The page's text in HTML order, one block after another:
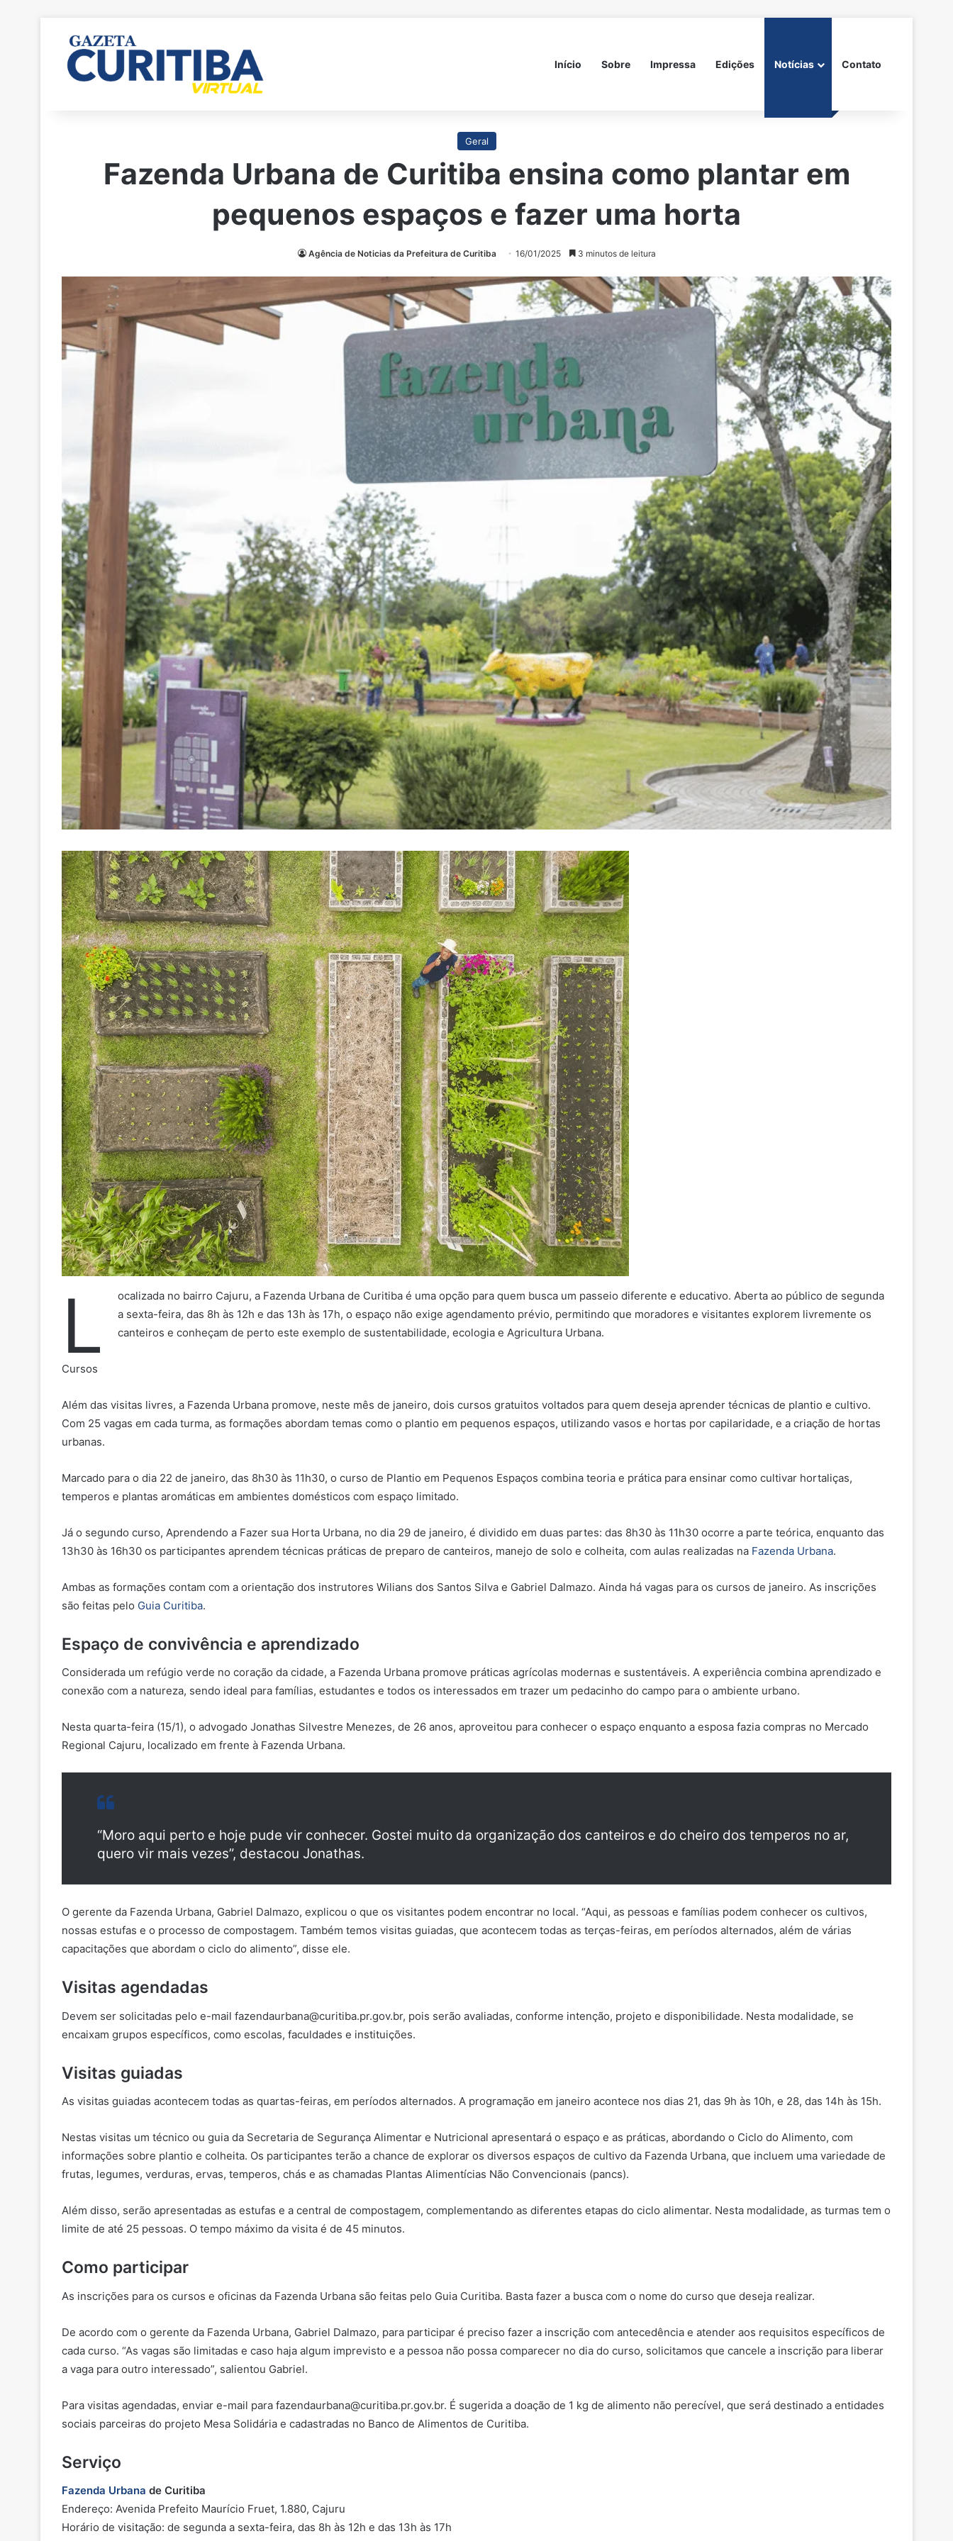
Início Sobre Impressa Edições Notícias Contato
Geral
Fazenda Urbana de Curitiba ensina como plantar em
pequenos espaços e fazer uma horta
Agência de Noticias da Prefeitura de Curitiba 16/01/2025 3 minutos de leitura
L
ocalizada no bairro Cajuru, a Fazenda Urbana de Curitiba é uma opção para quem busca um passeio diferente e educativo. Aberta ao público de segunda
a sexta-feira, das 8h às 12h e das 13h às 17h, o espaço não exige agendamento prévio, permitindo que moradores e visitantes explorem livremente os
canteiros e conheçam de perto este exemplo de sustentabilidade, ecologia e Agricultura Urbana.
Cursos
Além das visitas livres, a Fazenda Urbana promove, neste mês de janeiro, dois cursos gratuitos voltados para quem deseja aprender técnicas de plantio e cultivo.
Com 25 vagas em cada turma, as formações abordam temas como o plantio em pequenos espaços, utilizando vasos e hortas por capilaridade, e a criação de hortas
urbanas.
Marcado para o dia 22 de janeiro, das 8h30 às 11h30, o curso de Plantio em Pequenos Espaços combina teoria e prática para ensinar como cultivar hortaliças,
temperos e plantas aromáticas em ambientes domésticos com espaço limitado.
Já o segundo curso, Aprendendo a Fazer sua Horta Urbana, no dia 29 de janeiro, é dividido em duas partes: das 8h30 às 11h30 ocorre a parte teórica, enquanto das
13h30 às 16h30 os participantes aprendem técnicas práticas de preparo de canteiros, manejo de solo e colheita, com aulas realizadas na Fazenda Urbana.
Ambas as formações contam com a orientação dos instrutores Wilians dos Santos Silva e Gabriel Dalmazo. Ainda há vagas para os cursos de janeiro. As inscrições
são feitas pelo Guia Curitiba.
Espaço de convivência e aprendizado
Considerada um refúgio verde no coração da cidade, a Fazenda Urbana promove práticas agrícolas modernas e sustentáveis. A experiência combina aprendizado e
conexão com a natureza, sendo ideal para famílias, estudantes e todos os interessados em trazer um pedacinho do campo para o ambiente urbano.
Nesta quarta-feira (15/1), o advogado Jonathas Silvestre Menezes, de 26 anos, aproveitou para conhecer o espaço enquanto a esposa fazia compras no Mercado
Regional Cajuru, localizado em frente à Fazenda Urbana.
“Moro aqui perto e hoje pude vir conhecer. Gostei muito da organização dos canteiros e do cheiro dos temperos no ar,
quero vir mais vezes”, destacou Jonathas.
O gerente da Fazenda Urbana, Gabriel Dalmazo, explicou o que os visitantes podem encontrar no local. “Aqui, as pessoas e famílias podem conhecer os cultivos,
nossas estufas e o processo de compostagem. Também temos visitas guiadas, que acontecem todas as terças-feiras, em períodos alternados, além de várias
capacitações que abordam o ciclo do alimento”, disse ele.
Visitas agendadas
Devem ser solicitadas pelo e-mail fazendaurbana@curitiba.pr.gov.br, pois serão avaliadas, conforme intenção, projeto e disponibilidade. Nesta modalidade, se
encaixam grupos específicos, como escolas, faculdades e instituições.
Visitas guiadas
As visitas guiadas acontecem todas as quartas-feiras, em períodos alternados. A programação em janeiro acontece nos dias 21, das 9h às 10h, e 28, das 14h às 15h.
Nestas visitas um técnico ou guia da Secretaria de Segurança Alimentar e Nutricional apresentará o espaço e as práticas, abordando o Ciclo do Alimento, com
informações sobre plantio e colheita. Os participantes terão a chance de explorar os diversos espaços de cultivo da Fazenda Urbana, que incluem uma variedade de
frutas, legumes, verduras, ervas, temperos, chás e as chamadas Plantas Alimentícias Não Convencionais (pancs).
Além disso, serão apresentadas as estufas e a central de compostagem, complementando as diferentes etapas do ciclo alimentar. Nesta modalidade, as turmas tem o
limite de até 25 pessoas. O tempo máximo da visita é de 45 minutos.
Como participar
As inscrições para os cursos e oficinas da Fazenda Urbana são feitas pelo Guia Curitiba. Basta fazer a busca com o nome do curso que deseja realizar.
De acordo com o gerente da Fazenda Urbana, Gabriel Dalmazo, para participar é preciso fazer a inscrição com antecedência e atender aos requisitos específicos de
cada curso. “As vagas são limitadas e caso haja algum imprevisto e a pessoa não possa comparecer no dia do curso, solicitamos que cancele a inscrição para liberar
a vaga para outro interessado”, salientou Gabriel.
Para visitas agendadas, enviar e-mail para fazendaurbana@curitiba.pr.gov.br. É sugerida a doação de 1 kg de alimento não perecível, que será destinado a entidades
sociais parceiras do projeto Mesa Solidária e cadastradas no Banco de Alimentos de Curitiba.
Serviço
Fazenda Urbana de Curitiba
Endereço: Avenida Prefeito Maurício Fruet, 1.880, Cajuru
Horário de visitação: de segunda a sexta-feira, das 8h às 12h e das 13h às 17h